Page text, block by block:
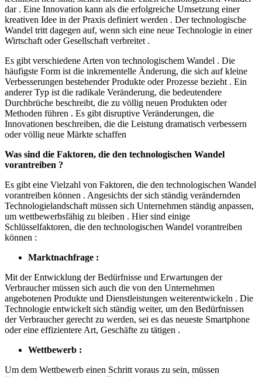
dar . Eine Innovation kann als die erfolgreiche Umsetzung einer
kreativen Idee in der Praxis definiert werden . Der technologische
Wandel tritt dagegen auf, wenn sich eine neue Technologie in einer
Wirtschaft oder Gesellschaft verbreitet .
Es gibt verschiedene Arten von technologischem Wandel . Die
häufigste Form ist die inkrementelle Änderung, die sich auf kleine
Verbesserungen bestehender Produkte oder Prozesse bezieht . Ein
anderer Typ ist die radikale Veränderung, die bedeutendere
Durchbrüche beschreibt, die zu völlig neuen Produkten oder
Methoden führen . Es gibt disruptive Veränderungen, die
Innovationen beschreiben, die die Leistung dramatisch verbessern
oder völlig neue Märkte schaffen
Was sind die Faktoren, die den technologischen Wandel
vorantreiben ?
Es gibt eine Vielzahl von Faktoren, die den technologischen Wandel
vorantreiben können . Angesichts der sich ständig verändernden
Technologielandschaft müssen sich Unternehmen ständig anpassen,
um wettbewerbsfähig zu bleiben . Hier sind einige
Schlüsselfaktoren, die den technologischen Wandel vorantreiben
können :
Marktnachfrage :
Mit der Entwicklung der Bedürfnisse und Erwartungen der
Verbraucher müssen sich auch die von den Unternehmen
angebotenen Produkte und Dienstleistungen weiterentwickeln . Die
Technologie entwickelt sich ständig weiter, um den Bedürfnissen
der Verbraucher gerecht zu werden, sei es das neueste Smartphone
oder eine effizientere Art, Geschäfte zu tätigen .
Wettbewerb :
Um dem Wettbewerb einen Schritt voraus zu sein, müssen